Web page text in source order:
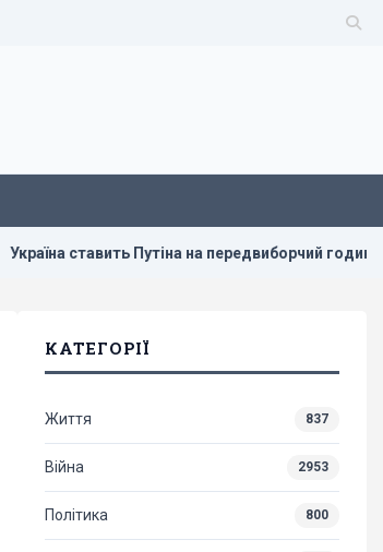
Путіна на передвиборчий годинник, -
КАТЕГОРІЇ
Життя 837
Війна 2953
Політика 800